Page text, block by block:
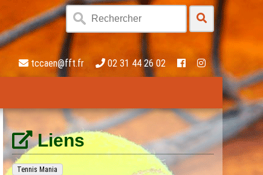
tccaen@fft.fr 02 31 44 26 02
Liens
Tennis Mania